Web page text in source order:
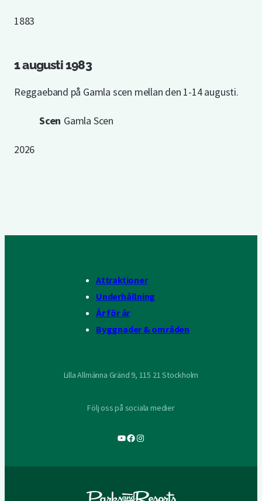
1883
1 augusti 1983
Reggaeband på Gamla scen mellan den 1-14 augusti.
Scen Gamla Scen
2026
Attraktioner
Underhållning
År för år
Byggnader & områden
Lilla Allmänna Gränd 9, 115 21 Stockholm
Följ oss på sociala medier
YouTube
Facebook
Instagram